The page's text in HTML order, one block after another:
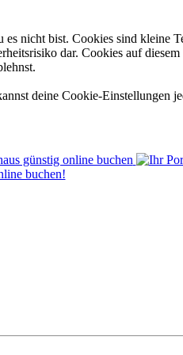
nicht bist. Cookies sind kleine
dar. Cookies auf
deine Cookie-Einstellungen